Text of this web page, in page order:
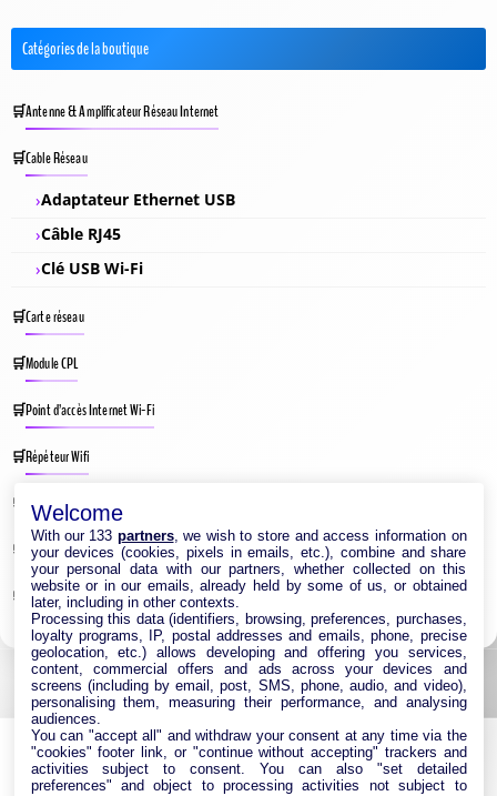
Catégories de la boutique
Antenne & Amplificateur Réseau Internet
Cable Réseau
Adaptateur Ethernet USB
Câble RJ45
Clé USB Wi-Fi
Carte réseau
Module CPL
Point d’accès Internet Wi-Fi
Répéteur Wifi
Routeur Internet
Switches & Hubs Réseau
Système WIFI Mesh
Welcome
With our 133 partners, we wish to store and access information on
your devices (cookies, pixels in emails, etc.), combine and share
your personal data with our partners, whether collected on this
website or in our emails, already held by some of us, or obtained
later, including in other contexts.
Processing this data (identifiers, browsing, preferences, purchases,
loyalty programs, IP, postal addresses and emails, phone, precise
geolocation, etc.) allows developing and offering you services,
content, commercial offers and ads across your devices and
screens (including by email, post, SMS, phone, audio, and video),
personalising them, measuring their performance, and analysing
audiences.
You can "accept all" and withdraw your consent at any time via the
"cookies" footer link, or "continue without accepting" trackers and
activities subject to consent. You can also "set detailed
preferences" and object to processing activities not subject to